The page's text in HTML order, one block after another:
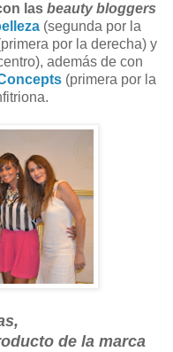
las beauty bloggers
(segunda por la
por la derecha) y
además de con
(primera por la
de la marca